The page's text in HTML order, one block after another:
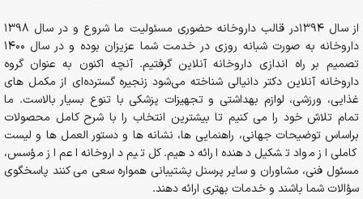
از سال 1394در قالب داروخانه حضوری مسئولیت ما شروع و در سال 1398
داروخانه به صورت شبانه روزی در خدمت شما عزیزان بوده و در سال 1400
تصمیم بر راه اندازی داروخانه آنلاین گرفتیم. آنچه اکنون به عنوان گروه
داروخانه آنلاین دکتر دانیالی شناخته می‌شود زنجیره گسترده‌ای از مکمل های
غذایی، ورزشی، لوازم بهداشتی و تجهیزات پزشکی با تنوع بسیار بالاست. ما
تمام تلاش خود را می کنیم تا بیشترین انتخاب را با شرح کامل محصولات
براساس توضیحات جهانی، راهنمایی ها، نشانه ها و دستور العمل ها و لیست
کاملی از مواد تشکیل دهنده ارائه دهیم. کل تیم داروخانه اعم از مؤسس،
مسئول فنی، مشاوران و سایر پرسنل پشتیبانی همواره سعی می کنند پاسخگوی
سؤالات شما باشند و خدمات بهتری ارائه دهند.